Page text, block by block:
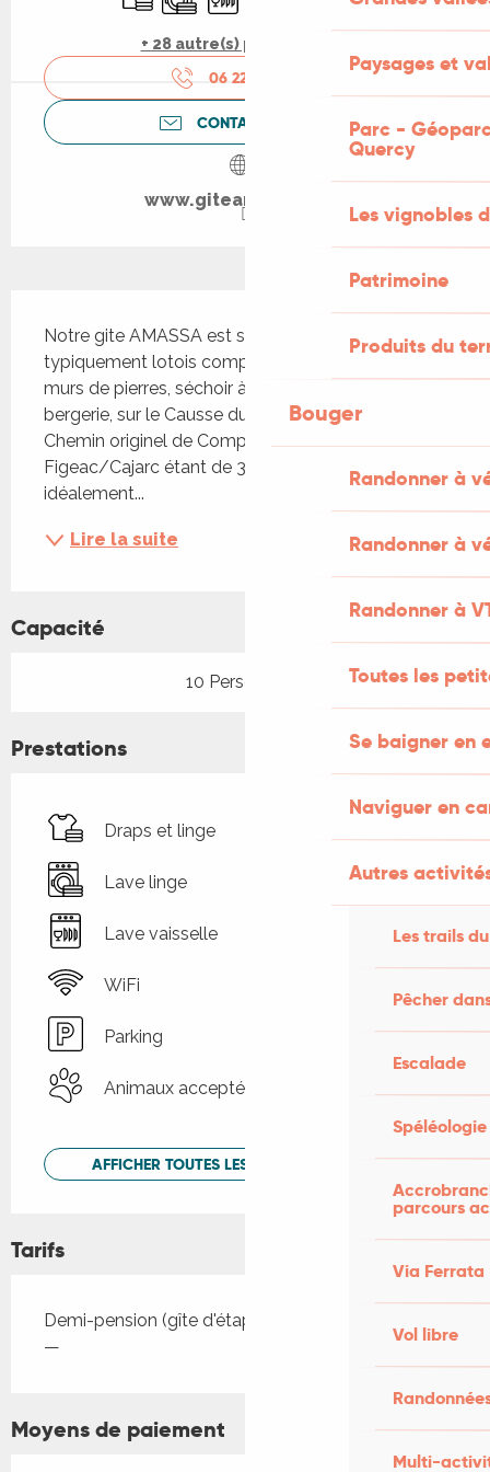
Paysages et
Parc -
Quercy
Les vignobles
Patrimoine
Produits du
Bouger
Randonner à
Randonner à
Randonner à
Toutes les
Se baigner en
Naviguer en
Autres
Les trails
Pêcher
Escalade
Spéléologie
parcours
Via Ferrata
Vol libre
Multi-
+ 28 autre(s) prestation(s)
06 22 37 20
CONTACTEZ-NOUS
www.giteamassa.com
Notre gite AMASSA est situé au coeur d'un Mas
typiquement lotois comprenant verger, petits
murs de pierres, séchoir à tabac, cazelle et petite
bergerie, sur le Causse du Quercy, sur le GR65, le
Chemin originel de Compostelle. La distance
Figeac/Cajarc étant de 31 km, notre gite est
idéalement...
Lire la suite
Capacité
10 Personne(s)
Prestations
Draps et linge
Lave linge
Lave vaisselle
WiFi
Parking
Animaux acceptés
AFFICHER TOUTES LES PRESTATIONS
Tarifs
Tarifs 2026
Demi-pension (gîte d'étape)
—
Moyens de paiement